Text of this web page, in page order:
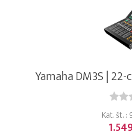
Yamaha DM3S |
Kat. št.